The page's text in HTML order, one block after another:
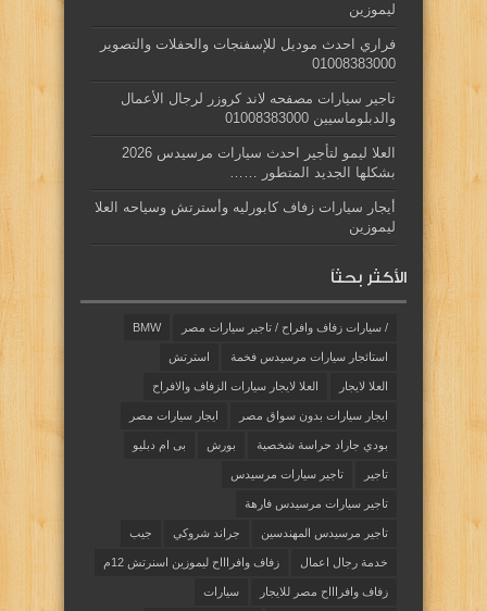
ليموزين
فراري احدث موديل للإسفنجات والحفلات والتصوير
01008383000
تاجير سيارات مصفحه لاند كروزر لرجال الأعمال
والدبلوماسيين 01008383000
العلا ليمو لتأجير احدث سيارات مرسيدس 2026
بشكلها الجديد المتطور ……
أيجار سيارات زفاف كابورليه وأسترتش وسياحه العلا
ليموزين
الأكثر بحثاً
/ سيارات زفاف وافراح / تاجير سيارات مصر BMW
استائجار سيارات مرسيدس فخمة استرتش
العلا لايجار العلا لايجار سيارات الزفاف والافراح
ايجار سيارات بدون سواق مصر ايجار سيارات مصر
بودي جاراد حراسة شخصية بورش بى ام دبليو
تاجير تاجير سيارات مرسيدس
تاجير سيارات مرسيدس فارهة
تاجير مرسيدس المهندسين جراند شروكي جيب
خدمة رجال اعمال زفاف وافراااح ليموزين اسنرتش 12م
زفاف وافراااح مصر للايجار سيارات